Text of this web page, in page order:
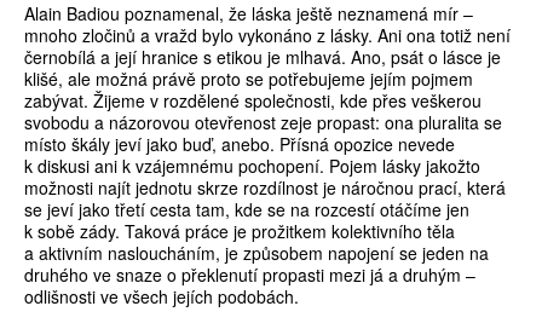
Alain Badiou poznamenal, že láska ještě neznamená mír –
mnoho zločinů a vražd bylo vykonáno z lásky. Ani ona totiž není
černobílá a její hranice s etikou je mlhavá. Ano, psát o lásce je
klišé, ale možná právě proto se potřebujeme jejím pojmem
zabývat. Žijeme v rozdělené společnosti, kde přes veškerou
svobodu a názorovou otevřenost zeje propast: ona pluralita se
místo škály jeví jako buď, anebo. Přísná opozice nevede
k diskusi ani k vzájemnému pochopení. Pojem lásky jakožto
možnosti najít jednotu skrze rozdílnost je náročnou prací, která
se jeví jako třetí cesta tam, kde se na rozcestí otáčíme jen
k sobě zády. Taková práce je prožitkem kolektivního těla
a aktivním nasloucháním, je způsobem napojení se jeden na
druhého ve snaze o překlenutí propasti mezi já a druhým –
odlišnosti ve všech jejích podobách.